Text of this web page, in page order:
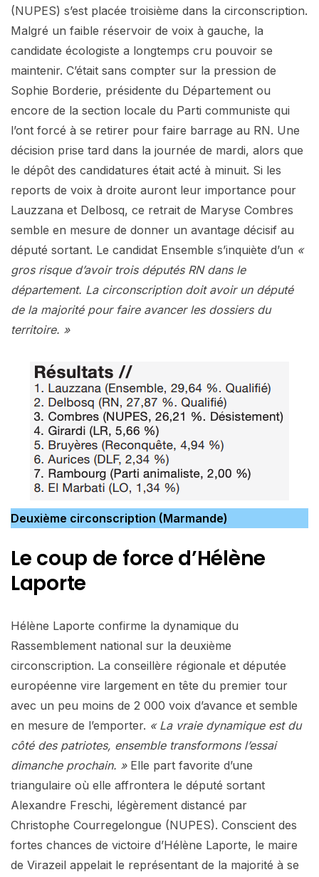
(NUPES) s’est placée troisième dans la circonscription.
Malgré un faible réservoir de voix à gauche, la
candidate écologiste a longtemps cru pouvoir se
maintenir. C’était sans compter sur la pression de
Sophie Borderie, présidente du Département ou
encore de la section locale du Parti communiste qui
l’ont forcé à se retirer pour faire barrage au RN. Une
décision prise tard dans la journée de mardi, alors que
le dépôt des candidatures était acté à minuit. Si les
reports de voix à droite auront leur importance pour
Lauzzana et Delbosq, ce retrait de Maryse Combres
semble en mesure de donner un avantage décisif au
député sortant. Le candidat Ensemble s’inquiète d’un «
gros risque d’avoir trois députés RN dans le
département. La circonscription doit avoir un député
de la majorité pour faire avancer les dossiers du
territoire. »
Deuxième circonscription (Marmande)
Le coup de force d’Hélène
Laporte
Hélène Laporte confirme la dynamique du
Rassemblement national sur la deuxième
circonscription. La conseillère régionale et députée
européenne vire largement en tête du premier tour
avec un peu moins de 2 000 voix d’avance et semble
en mesure de l’emporter. « La vraie dynamique est du
côté des patriotes, ensemble transformons l’essai
dimanche prochain. »Elle part favorite d’une
triangulaire où elle affrontera le député sortant
Alexandre Freschi, légèrement distancé par
Christophe Courregelongue (NUPES). Conscient des
fortes chances de victoire d’Hélène Laporte, le maire
de Virazeil appelait le représentant de la majorité à se